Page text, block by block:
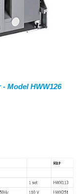
Model HWW126